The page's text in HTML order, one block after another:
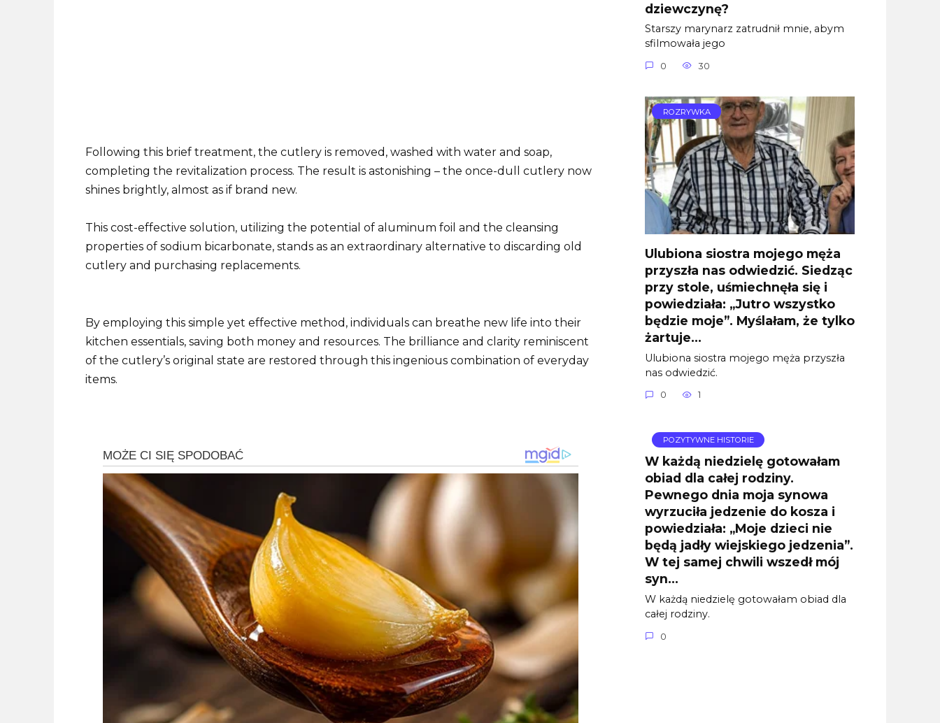
Following this brief treatment, the cutlery is removed, washed with water and soap,
completing the revitalization process. The result is astonishing – the once-dull cutlery now
shines brightly, almost as if brand new.
This cost-effective solution, utilizing the potential of aluminum foil and the cleansing
properties of sodium bicarbonate, stands as an extraordinary alternative to discarding old
cutlery and purchasing replacements.
By employing this simple yet effective method, individuals can breathe new life into their
kitchen essentials, saving both money and resources. The brilliance and clarity reminiscent
of the cutlery’s original state are restored through this ingenious combination of everyday
items.
dziewczynę?
Starszy marynarz zatrudnił mnie, abym
sfilmowała jego
0 30
ROZRYWKA
Ulubiona siostra mojego męża
przyszła nas odwiedzić. Siedząc
przy stole, uśmiechnęła się i
powiedziała: „Jutro wszystko
będzie moje”. Myślałam, że tylko
żartuje…
Ulubiona siostra mojego męża przyszła
nas odwiedzić.
0 1
POZYTYWNE HISTORIE
W każdą niedzielę gotowałam
obiad dla całej rodziny.
Pewnego dnia moja synowa
wyrzuciła jedzenie do kosza i
powiedziała: „Moje dzieci nie
będą jadły wiejskiego jedzenia”.
W tej samej chwili wszedł mój
syn…
W każdą niedzielę gotowałam obiad dla
całej rodziny.
0